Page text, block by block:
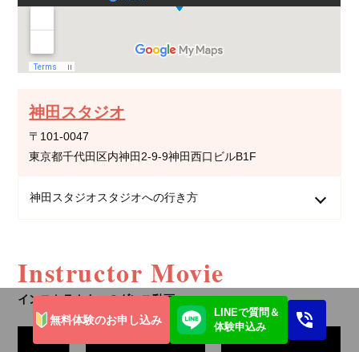
無料体験のお申し込み
LINEで質問＆
体験申込み
神田スタジオ
〒101-0047
東京都千代田区内神田2-9-9神田西口ビルB1F
神田スタジオスタジオへの行き方
Instructor Movie
インストラクターのダンス動画